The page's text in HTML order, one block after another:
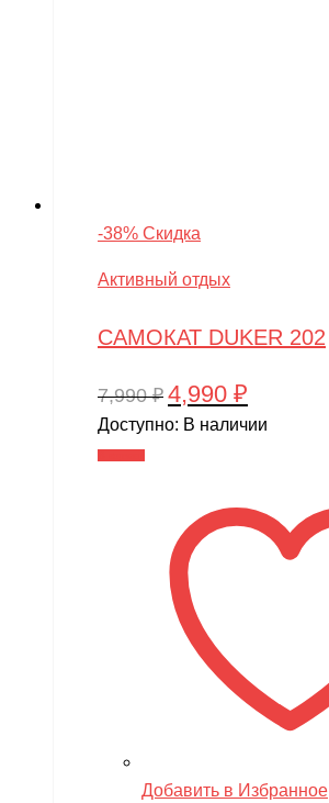
-38% Скидка
Активный отдых
САМОКАТ DUKER 202
7,990₽ Первоначальная
цена
4,990 ₽
цена:
Доступно: В наличии
Добавить в Избранное